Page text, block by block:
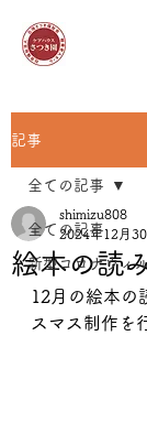
記事
全ての記事
新型コロナウィ
全ての記事
絵本の読
shimizu808
2024年12月30
12月の絵本の
スマス制作を